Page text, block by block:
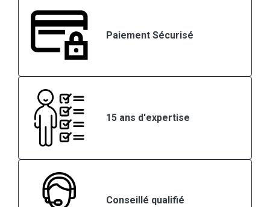
Paiement Sécurisé
15 ans d'expertise
Conseillé qualifié